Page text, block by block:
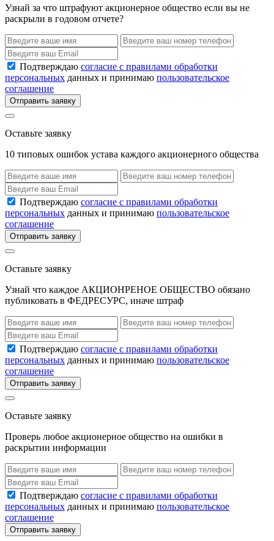
Узнай за что штрафуют акционерное общество если вы не
раскрыли в годовом отчете?
Подтверждаю согласие с правилами обработки
персональных данных и принимаю пользовательское
соглашение
Отправить заявку
Оставьте заявку
10 типовых ошибок устава каждого акционерного общества
Подтверждаю согласие с правилами обработки
персональных данных и принимаю пользовательское
соглашение
Отправить заявку
Оставьте заявку
Узнай что каждое АКЦИОНРЕНОЕ ОБЩЕСТВО обязано
публиковать в ФЕДРЕСУРС, иначе штраф
Подтверждаю согласие с правилами обработки
персональных данных и принимаю пользовательское
соглашение
Отправить заявку
Оставьте заявку
Проверь любое акционерное общество на ошибки в
раскрытии информации
Подтверждаю согласие с правилами обработки
персональных данных и принимаю пользовательское
соглашение
Отправить заявку